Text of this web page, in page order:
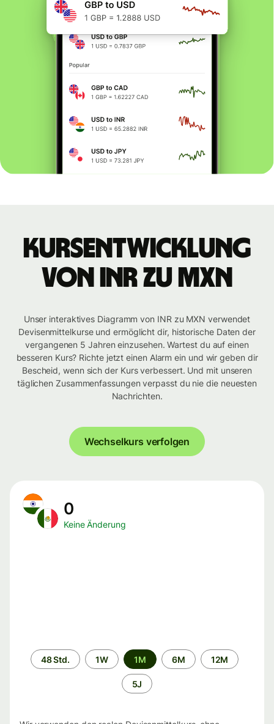
Kursentwicklung
von INR zu MXN
Unser interaktives Diagramm von INR zu MXN verwendet
Devisenmittelkurse und ermöglicht dir, historische Daten der
vergangenen 5 Jahren einzusehen. Wartest du auf einen
besseren Kurs? Richte jetzt einen Alarm ein und wir geben dir
Bescheid, wenn sich der Kurs verbessert. Und mit unseren
täglichen Zusammenfassungen verpasst du nie die neuesten
Nachrichten.
Wechselkurs verfolgen
0
Keine Änderung
Zeitraum
48 Std. 1W 1M 6M 12M
5J